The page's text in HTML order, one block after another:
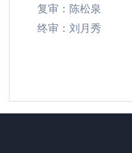
复审：陈松泉
终审：刘月秀